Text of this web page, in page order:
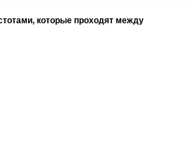
которые проходят между